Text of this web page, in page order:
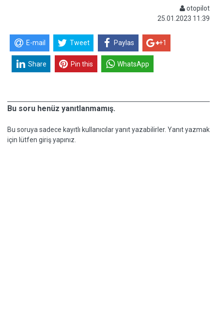
otopilot
25.01.2023 11:39
E-mail Tweet Paylas +1
Share Pin this WhatsApp
Bu soru henüz yanıtlanmamış.
Bu soruya sadece kayıtlı kullanıcılar yanıt yazabilirler. Yanıt yazmak
için lütfen giriş yapınız.